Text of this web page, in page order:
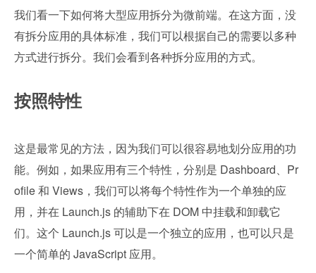
我们看一下如何将大型应用拆分为微前端。在这方面，没
有拆分应用的具体标准，我们可以根据自己的需要以多种
方式进行拆分。我们会看到各种拆分应用的方式。
按照特性
这是最常见的方法，因为我们可以很容易地划分应用的功
能。例如，如果应用有三个特性，分别是 Dashboard、Pr
ofile 和 Views，我们可以将每个特性作为一个单独的应
用，并在 Launch.js 的辅助下在 DOM 中挂载和卸载它
们。这个 Launch.js 可以是一个独立的应用，也可以只是
一个简单的 JavaScript 应用。